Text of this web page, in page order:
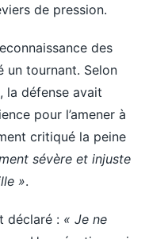
de pression.
des
un tournant. Selon
, la défense avait
pour l’amener à
critiqué la peine
sévère et injuste
».
déclaré : « Je ne